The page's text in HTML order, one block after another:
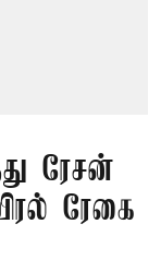
ரேசன்
ரேகை